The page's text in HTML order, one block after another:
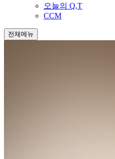
오늘의 Q,T
CCM
전체메뉴